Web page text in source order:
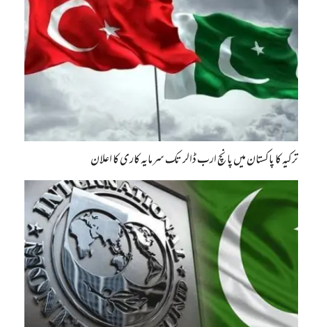
ترکیہ کا پاکستان میں پانچ ارب ڈالر تک سرمایہ کاری کا اعلان